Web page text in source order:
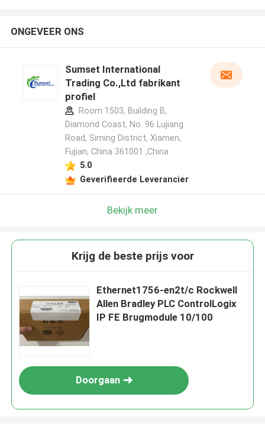
ONGEVEER ONS
Sumset International
Trading Co.,Ltd fabrikant
profiel
Room 1503, Building B,
Diamond Coast, No. 96 Lujiang
Road, Siming District, Xiamen,
Fujian, China 361001 ,China
5.0
Geverifieerde Leverancier
Bekijk meer
Krijg de beste prijs voor
Ethernet1756-en2t/c Rockwell
Allen Bradley PLC ControlLogix
IP FE Brugmodule 10/100
Doorgaan